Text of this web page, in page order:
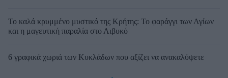
Το καλά κρυμμένο μυστικό της Κρήτης: Το φαράγγι των Αγίων
και η μαγευτική παραλία στο Λιβυκό
6 γραφικά χωριά των Κυκλάδων που αξίζει να ανακαλύψετε